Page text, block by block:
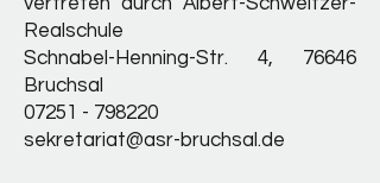
Realschule
Schnabel-Henning-Str. 4, 76646
Bruchsal
07251 - 798220
sekretariat@asr-bruchsal.de